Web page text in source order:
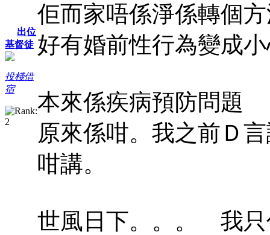
出位
基督徒
投棧借
宿
佢而家唔係淨係轉個
好有婚前性行為變成
本來係疾病預防問題
原來係咁。我之前Ｄ
咁講。
世風日下。。。 我只